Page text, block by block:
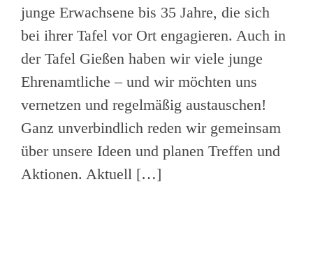
junge Erwachsene bis 35 Jahre, die sich
bei ihrer Tafel vor Ort engagieren. Auch in
der Tafel Gießen haben wir viele junge
Ehrenamtliche – und wir möchten uns
vernetzen und regelmäßig austauschen!
Ganz unverbindlich reden wir gemeinsam
über unsere Ideen und planen Treffen und
Aktionen. Aktuell […]